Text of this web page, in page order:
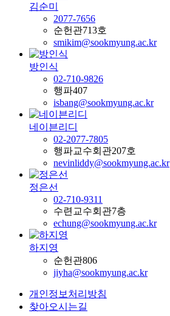
김순미
2077-7656
순헌관713호
smikim@sookmyung.ac.kr
방인식
02-710-9826
행파407
isbang@sookmyung.ac.kr
네이븐리디
02-2077-7805
행파교수회관207호
nevinliddy@sookmyung.ac.kr
정은선
02-710-9311
수련교수회관7층
echung@sookmyung.ac.kr
하지영
순헌관806
jiyha@sookmyung.ac.kr
개인정보처리방침
찾아오시는길